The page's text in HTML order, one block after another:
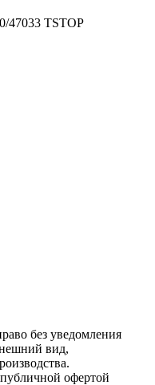
47033 TSTOP
без уведомления
вид,
офертой